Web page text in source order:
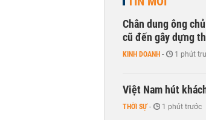
Chân dung ông
cũ đến gây dựng
KINH DOANH - 1 phút
Việt Nam hút
THỜI SỰ - 1 phút trước